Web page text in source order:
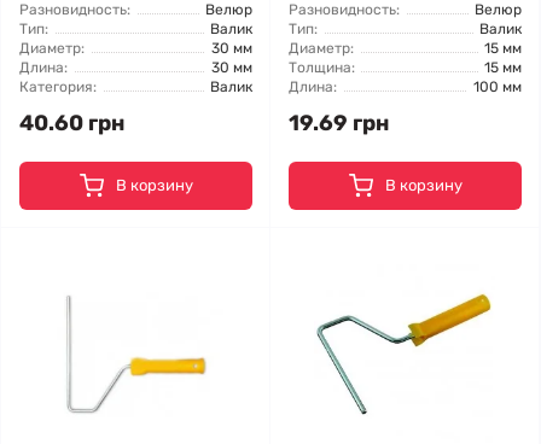
Разновидность:
Велюр
Тип:
Валик
Диаметр:
30 мм
Длина:
30 мм
Категория:
Валик
40.60 грн
В корзину
Разновидность:
Велюр
Тип:
Валик
Диаметр:
15 мм
Толщина:
15 мм
Длина:
100 мм
19.69 грн
В корзину